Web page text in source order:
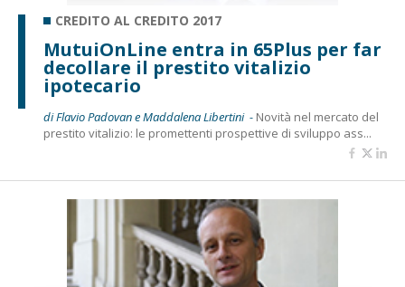
CREDITO AL CREDITO 2017
MutuiOnLine entra in 65Plus per far
decollare il prestito vitalizio
ipotecario
di Flavio Padovan e Maddalena Libertini - Novità nel mercato del
prestito vitalizio: le promettenti prospettive di sviluppo ass...